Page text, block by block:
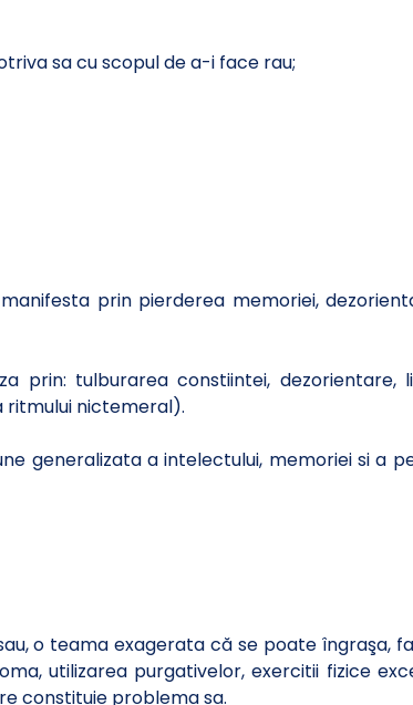
sa cu scopul de a-i face rau;
prin pierderea memoriei,
prin: tulburarea constiintei, dezorientare,
ritmului nictemeral).
generalizata a intelectului, memoriei si a
o teama exagerata că se poate îngraşa,
utilizarea purgativelor, exercitii fizice
constituie problema sa.